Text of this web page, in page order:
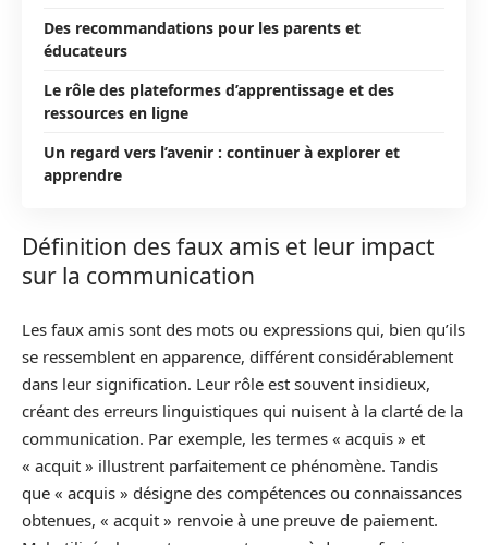
Des recommandations pour les parents et
éducateurs
Le rôle des plateformes d’apprentissage et des
ressources en ligne
Un regard vers l’avenir : continuer à explorer et
apprendre
Définition des faux amis et leur impact
sur la communication
Les faux amis sont des mots ou expressions qui, bien qu’ils
se ressemblent en apparence, différent considérablement
dans leur signification. Leur rôle est souvent insidieux,
créant des erreurs linguistiques qui nuisent à la clarté de la
communication. Par exemple, les termes « acquis » et
« acquit » illustrent parfaitement ce phénomène. Tandis
que « acquis » désigne des compétences ou connaissances
obtenues, « acquit » renvoie à une preuve de paiement.